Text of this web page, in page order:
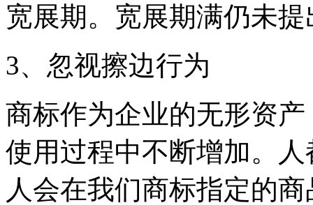
宽展期。宽展期满仍未
3、忽视擦边行为
商标作为企业的无形资
使用过程中不断增加。
人会在我们商标指定的